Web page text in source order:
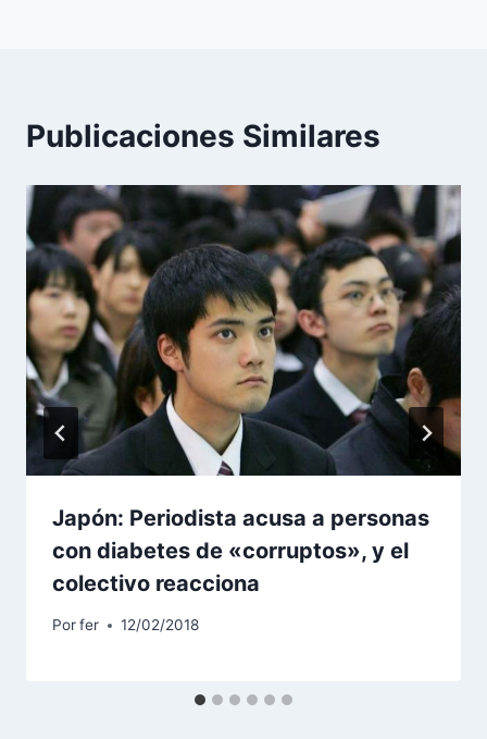
Publicaciones Similares
Japón: Periodista acusa a personas
con diabetes de «corruptos», y el
colectivo reacciona
Porfer 12/02/2018